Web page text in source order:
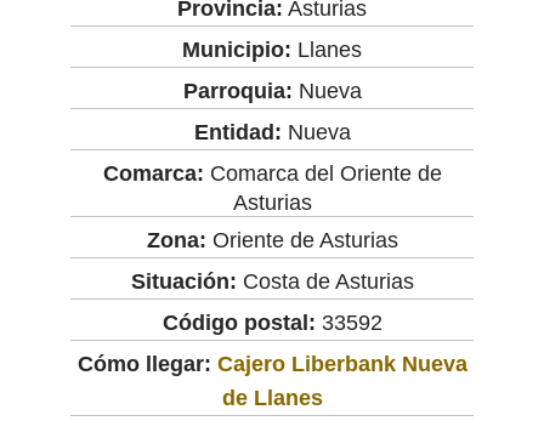
Provincia: Asturias
Municipio: Llanes
Parroquia: Nueva
Entidad: Nueva
Comarca: Comarca del Oriente de
Asturias
Zona: Oriente de Asturias
Situación: Costa de Asturias
Código postal: 33592
Cómo llegar: Cajero Liberbank Nueva
de Llanes